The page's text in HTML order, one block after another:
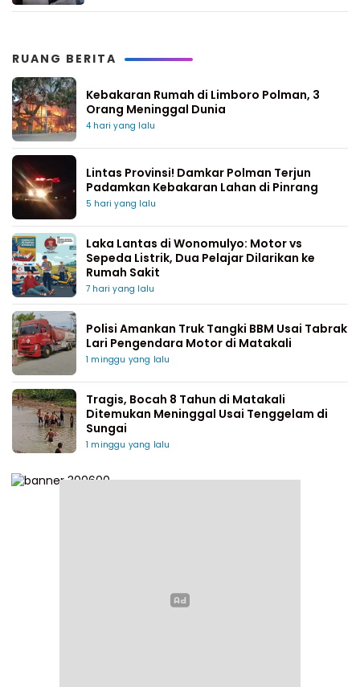
RUANG BERITA
Kebakaran Rumah di Limboro Polman, 3
Orang Meninggal Dunia
4 hari yang lalu
Lintas Provinsi! Damkar Polman Terjun
Padamkan Kebakaran Lahan di Pinrang
5 hari yang lalu
Laka Lantas di Wonomulyo: Motor vs
Sepeda Listrik, Dua Pelajar Dilarikan ke
Rumah Sakit
7 hari yang lalu
Polisi Amankan Truk Tangki BBM Usai Tabrak
Lari Pengendara Motor di Matakali
1 minggu yang lalu
Tragis, Bocah 8 Tahun di Matakali
Ditemukan Meninggal Usai Tenggelam di
Sungai
1 minggu yang lalu